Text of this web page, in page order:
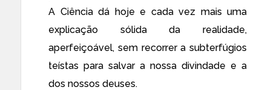
A Ciência dá hoje e cada vez mais uma
explicação sólida da realidade,
aperfeiçoável, sem recorrer a subterfúgios
teístas para salvar a nossa divindade e a
dos nossos deuses.